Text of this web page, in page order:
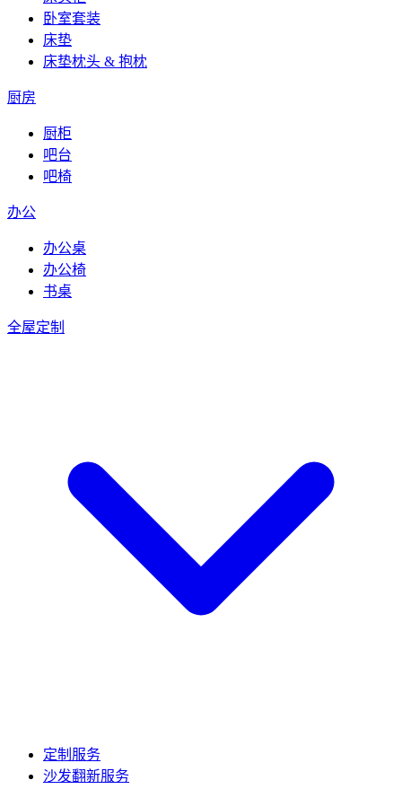
卧室套装
床垫
床垫枕头 & 抱枕
厨房
厨柜
吧台
吧椅
办公
办公桌
办公椅
书桌
全屋定制
定制服务
沙发翻新服务